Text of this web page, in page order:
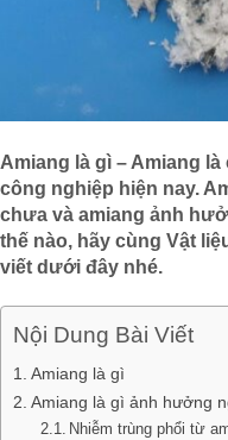
Amiang là gì – Amiang
công nghiệp hiện nay.
chưa và amiang ảnh
thế nào, hãy cùng Vật
viết dưới đây nhé.
Nội Dung Bài Viết
Amiang là gì
Amiang là gì ảnh hưởng
Nhiễm trùng phổi từ